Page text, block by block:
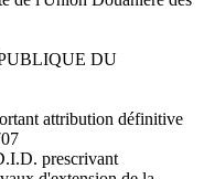
DU
attribution définitive
prescrivant